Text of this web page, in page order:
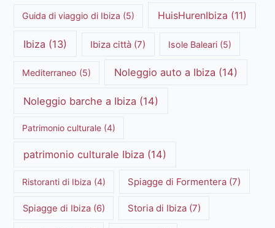
Guida di viaggio di Ibiza (5) HuisHurenIbiza (11)
Ibiza (13) Ibiza città (7) Isole Baleari(5)
Mediterraneo (5) Noleggio auto a Ibiza (14)
Noleggio barche a Ibiza (14)
Patrimonio culturale (4)
patrimonio culturale Ibiza (14)
Ristoranti di Ibiza (4) Spiagge di Formentera (7)
Spiagge di Ibiza(6) Storia di Ibiza(7)